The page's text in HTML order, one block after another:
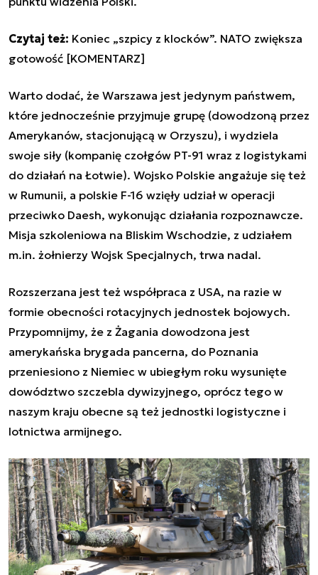
Czytaj też: Koniec „szpicy z klocków”. NATO zwiększa
gotowość [KOMENTARZ]
Warto dodać, że Warszawa jest jedynym państwem,
które jednocześnie przyjmuje grupę (dowodzoną przez
Amerykanów, stacjonującą w Orzyszu), i wydziela
swoje siły (kompanię czołgów PT-91 wraz z logistykami
do działań na Łotwie). Wojsko Polskie angażuje się też
w Rumunii, a polskie F-16 wzięły udział w operacji
przeciwko Daesh, wykonując działania rozpoznawcze.
Misja szkoleniowa na Bliskim Wschodzie, z udziałem
m.in. żołnierzy Wojsk Specjalnych, trwa nadal.
Rozszerzana jest też współpraca z USA, na razie w
formie obecności rotacyjnych jednostek bojowych.
Przypomnijmy, że z Żagania dowodzona jest
amerykańska brygada pancerna, do Poznania
przeniesiono z Niemiec w ubiegłym roku wysunięte
dowództwo szczebla dywizyjnego, oprócz tego w
naszym kraju obecne są też jednostki logistyczne i
lotnictwa armijnego.